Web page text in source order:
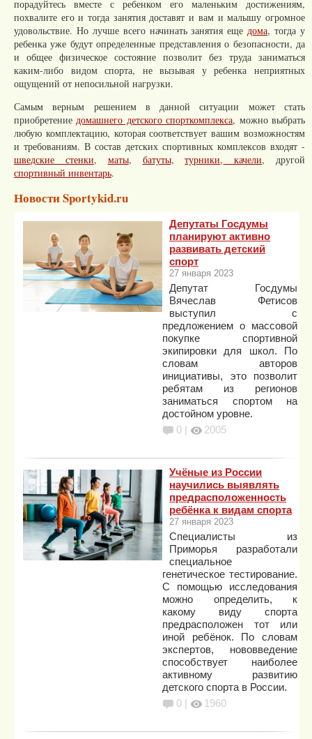
порадуйтесь вместе с ребенком его маленьким достижениям,
похвалите его и тогда занятия доставят и вам и малышу огромное
удовольствие. Но лучше всего начинать занятия ещедома, тогда у
ребенка уже будут определенные представления о безопасности, да
и общее физическое состояние позволит без труда заниматься
каким-либо видом спорта, не вызывая у ребенка неприятных
ощущений от непосильной нагрузки.
Самым верным решением в данной ситуации может стать
приобретениедомашнего детского спорткомплекса, можно выбрать
любую комплектацию, которая соответствует вашим возможностям
и требованиям. В состав детских спортивных комплексов входят -
шведские стенки, маты, батуты,турники, качели, другой
спортивный инвентарь.
Новости Sportykid.ru
Депутаты Госдумы
планируют активно
развивать детский
спорт
27 января 2023
Депутат Госдумы
Вячеслав Фетисов
выступил с
предложением о массовой
покупке спортивной
экипировки для школ. По
словам авторов
инициативы, это позволит
ребятам из регионов
заниматься спортом на
достойном уровне.
0 |
2005
Учёные из России
научились выявлять
предрасположенность
ребёнка к видам спорта
27 января 2023
Специалисты из
Приморья разработали
специальное
генетическое тестирование.
С помощью исследования
можно определить, к
какому виду спорта
предрасположен тот или
иной ребёнок. По словам
экспертов, нововведение
способствует наиболее
активному развитию
детского спорта в России.
0 |
1960